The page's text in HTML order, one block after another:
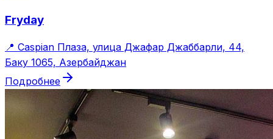
Fryday
📍 Caspian Плаза, улица Джафар Джаббарли, 44,
Баку 1065, Азербайджан
Подробнее